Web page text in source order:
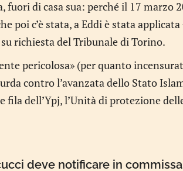
fuori di casa sua: perché il 17 marzo
poi c’è stata, a Eddi è stata
richiesta del Tribunale di Torino.
pericolosa» (per quanto
contro l’avanzata dello Stato
dell’Ypj, l’Unità di protezione
deve notificare in